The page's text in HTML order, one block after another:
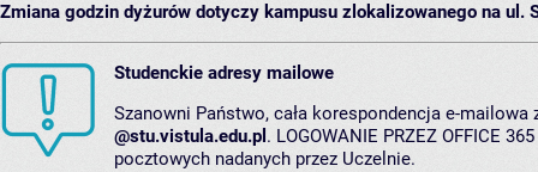
Zmiana godzin dyżurów dotyczy kampusu zlokalizowanego na ul.
Studenckie adresy mailowe
Szanowni Państwo, cała korespondencja e-
@stu.vistula.edu.pl . LOGOWANIE PRZEZ OFFICE
pocztowych nadanych przez Uczelnie.